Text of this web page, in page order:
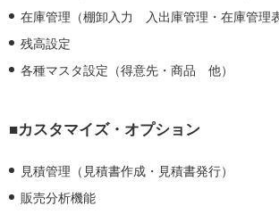
在庫管理（棚卸入力 入出庫管理・在庫管理表
残高設定
各種マスタ設定（得意先・商品 他）
■カスタマイズ・オプション
見積管理（見積書作成・見積書発行）
販売分析機能